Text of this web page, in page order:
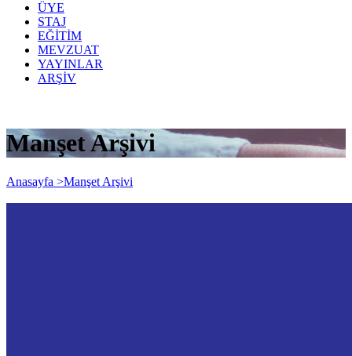
ÜYE
STAJ
EĞİTİM
MEVZUAT
YAYINLAR
ARŞİV
Manşet Arşivi
Anasayfa >Manşet Arşivi